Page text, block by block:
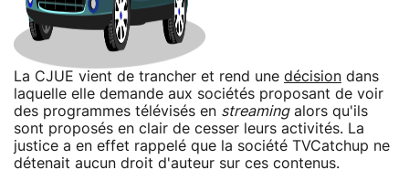
La CJUE vient de trancher et rend une décision dans
laquelle elle demande aux sociétés proposant de voir
des programmes télévisés en streamingalors qu'ils
sont proposés en clair de cesser leurs activités. La
justice a en effet rappelé que la société TVCatchup ne
détenait aucun droit d'auteur sur ces contenus.